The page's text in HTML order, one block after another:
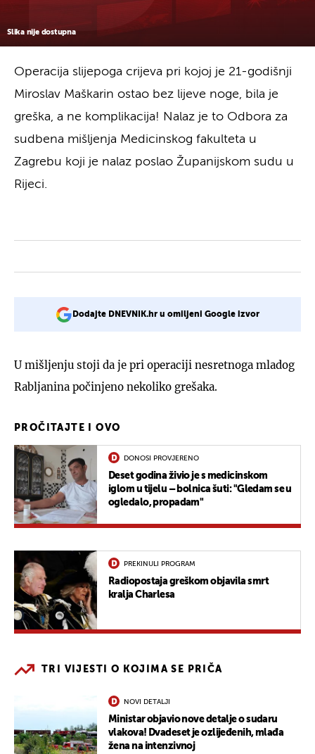
Slika nije dostupna
Operacija slijepoga crijeva pri kojoj je 21-godišnji
Miroslav Maškarin ostao bez lijeve noge, bila je
greška, a ne komplikacija! Nalaz je to Odbora za
sudbena mišljenja Medicinskog fakulteta u
Zagrebu koji je nalaz poslao Županijskom sudu u
Rijeci.
Dodajte DNEVNIK.hr u omiljeni Google izvor
U mišljenju stoji da je pri operaciji nesretnoga mladog
Rabljanina počinjeno nekoliko grešaka.
PROČITAJTE I OVO
DONOSI PROVJERENO
Deset godina živio je s medicinskom
iglom u tijelu – bolnica šuti: "Gledam se u
ogledalo, propadam"
PREKINULI PROGRAM
Radiopostaja greškom objavila smrt
kralja Charlesa
TRI VIJESTI O KOJIMA SE PRIČA
NOVI DETALJI
Ministar objavio nove detalje o sudaru
vlakova! Dvadeset je ozlijeđenih, mlađa
žena na intenzivnoj